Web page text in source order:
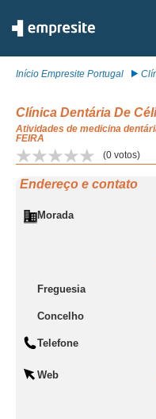
Início Empresite Portugal
Clínica Dentária De
Atividades de medicina
FEIRA
(0 votos)
Endereço e contato
Morada
Freguesia
Concelho
Telefone
Web